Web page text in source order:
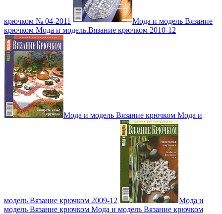
крючком № 04-2011
Мода и модель Вязание
крючком Мода и модель.Вязание крючком 2010-12
Мода и модель Вязание крючком Мода и
модель Вязание крючком 2009-12
Мода и
модель Вязание крючком Мода и модель Вязание крючком